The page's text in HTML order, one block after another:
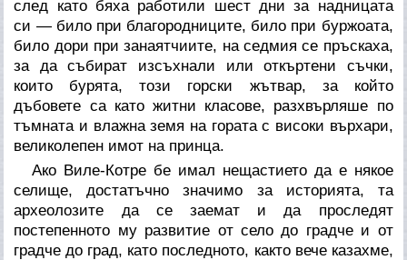
след като бяха работили шест дни за надницата
си — било при благородниците, било при буржоата,
било дори при занаятчиите, на седмия се пръскаха,
за да събират изсъхнали или откъртени съчки,
които бурята, този горски жътвар, за който
дъбовете са като житни класове, разхвърляше по
тъмната и влажна земя на гората с високи върхари,
великолепен имот на принца.
Ако Виле-Котре бе имал нещастието да е някое
селище, достатъчно значимо за историята, та
археолозите да се заемат и да проследят
постепенното му развитие от село до градче и от
градче до град, като последното, както вече казахме,